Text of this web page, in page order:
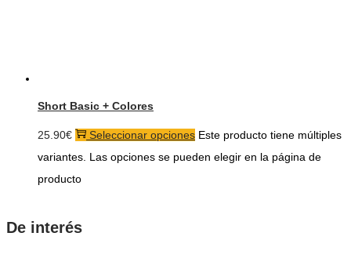
Short Basic + Colores
25.90€ Seleccionar opciones Este producto tiene múltiples
variantes. Las opciones se pueden elegir en la página de
producto
De interés